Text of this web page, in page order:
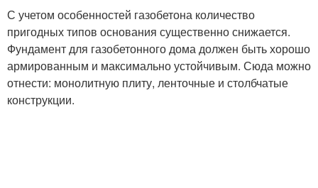
С учетом особенностей газобетона количество
пригодных типов основания существенно снижается.
Фундамент для газобетонного дома должен быть хорошо
армированным и максимально устойчивым. Сюда можно
отнести: монолитную плиту, ленточные и столбчатые
конструкции.